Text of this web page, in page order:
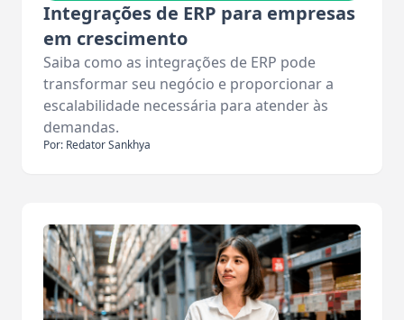
Integrações de ERP para empresas
em crescimento
Saiba como as integrações de ERP pode
transformar seu negócio e proporcionar a
escalabilidade necessária para atender às
demandas.
Por: Redator Sankhya